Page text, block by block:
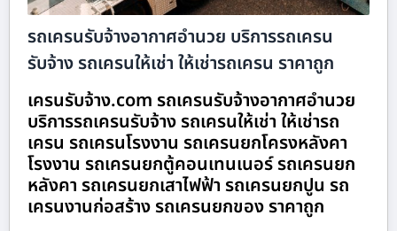
รถเครนรับจ้างอากาศอำนวย บริการรถเครน
รับจ้าง รถเครนให้เช่า ให้เช่ารถเครน ราคาถูก
เครนรับจ้าง.com รถเครนรับจ้างอากาศอำนวย
บริการรถเครนรับจ้าง รถเครนให้เช่า ให้เช่ารถ
เครน รถเครนโรงงาน รถเครนยกโครงหลังคา
โรงงาน รถเครนยกตู้คอนเทนเนอร์ รถเครนยก
หลังคา รถเครนยกเสาไฟฟ้า รถเครนยกปูน รถ
เครนงานก่อสร้าง รถเครนยกของ ราคาถูก